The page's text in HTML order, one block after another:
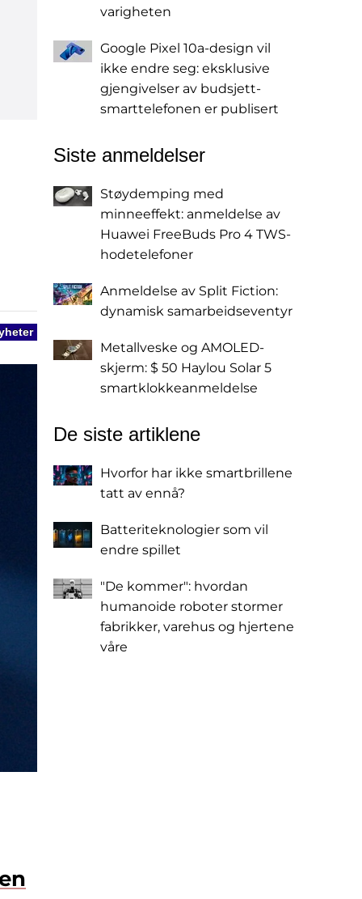
varigheten
Google Pixel 10a-design vil
ikke endre seg: eksklusive
gjengivelser av budsjett-
smarttelefonen er publisert
Siste anmeldelser
Støydemping med
minneeffekt: anmeldelse av
Huawei FreeBuds Pro 4 TWS-
hodetelefoner
Anmeldelse av Split Fiction:
dynamisk samarbeidseventyr
Metallveske og AMOLED-
skjerm: $ 50 Haylou Solar 5
smartklokkeanmeldelse
De siste artiklene
Hvorfor har ikke smartbrillene
tatt av ennå?
Batteriteknologier som vil
endre spillet
"De kommer": hvordan
humanoide roboter stormer
fabrikker, varehus og hjertene
våre